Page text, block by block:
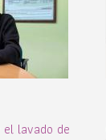
lavado de